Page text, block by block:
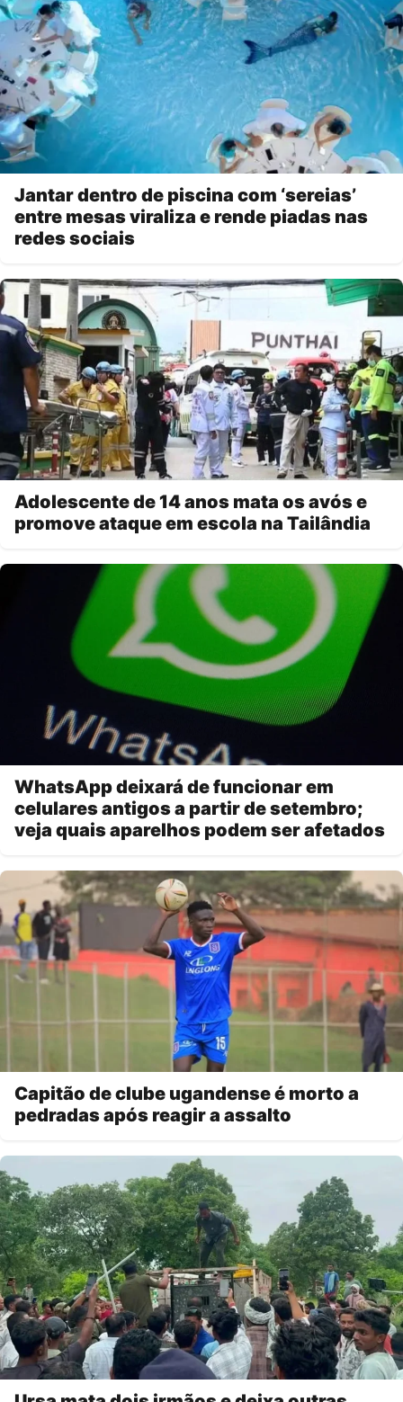
Jantar dentro de piscina com ‘sereias’
entre mesas viraliza e rende piadas nas
redes sociais
Adolescente de 14 anos mata os avós e
promove ataque em escola na Tailândia
WhatsApp deixará de funcionar em
celulares antigos a partir de setembro;
veja quais aparelhos podem ser afetados
Capitão de clube ugandense é morto a
pedradas após reagir a assalto